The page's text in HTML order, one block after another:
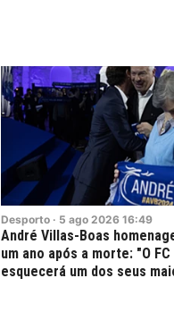
Desporto · 5 ago 2026 16:49
André Villas-Boas
um ano após a morte: "O
esquecerá um dos seus